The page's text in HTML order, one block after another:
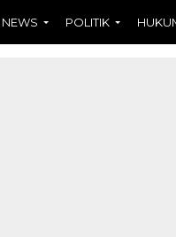
NEWS POLITIK